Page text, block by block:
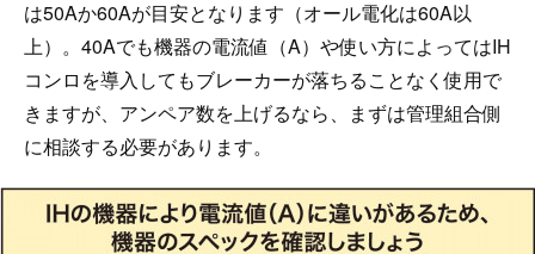
は50Aか60Aが目安となります（オール電化は60A以
上）。40Aでも機器の電流値（A）や使い方によってはIH
コンロを導入してもブレーカーが落ちることなく使用で
きますが、アンペア数を上げるなら、まずは管理組合側
に相談する必要があります。